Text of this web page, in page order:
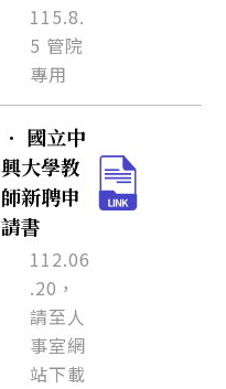
115.8.
5 管院
專用
． 國立中
興大學教
師新聘申
請書
112.06
.20，
請至人
事室網
站下載